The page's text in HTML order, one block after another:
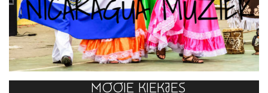
MOOIE KIEKJES